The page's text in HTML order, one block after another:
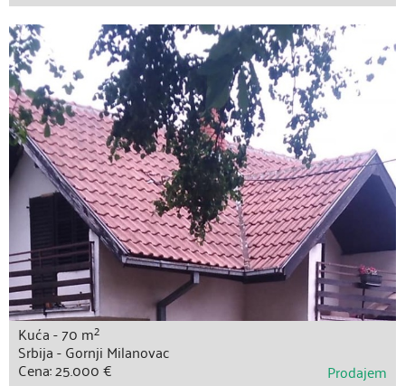
Kuća - 70 m2
Srbija - Gornji Milanovac
Cena: 25.000 € Prodajem